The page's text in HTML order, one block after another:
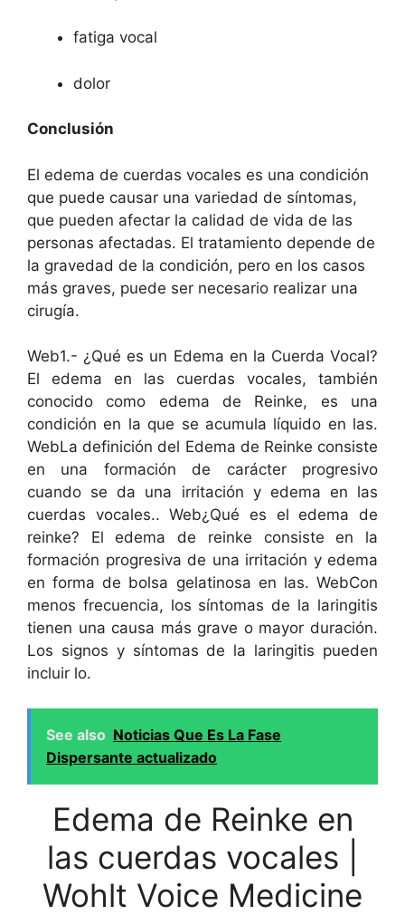
fatiga vocal
dolor
Conclusión
El edema de cuerdas vocales es una condición
que puede causar una variedad de síntomas,
que pueden afectar la calidad de vida de las
personas afectadas. El tratamiento depende de
la gravedad de la condición, pero en los casos
más graves, puede ser necesario realizar una
cirugía.
Web1.- ¿Qué es un Edema en la Cuerda Vocal?
El edema en las cuerdas vocales, también
conocido como edema de Reinke, es una
condición en la que se acumula líquido en las.
WebLa definición del Edema de Reinke consiste
en una formación de carácter progresivo
cuando se da una irritación y edema en las
cuerdas vocales.. Web¿Qué es el edema de
reinke? El edema de reinke consiste en la
formación progresiva de una irritación y edema
en forma de bolsa gelatinosa en las. WebCon
menos frecuencia, los síntomas de la laringitis
tienen una causa más grave o mayor duración.
Los signos y síntomas de la laringitis pueden
incluir lo.
See also Noticias Que Es La Fase
Dispersante actualizado
Edema de Reinke en
las cuerdas vocales |
Wohlt Voice Medicine